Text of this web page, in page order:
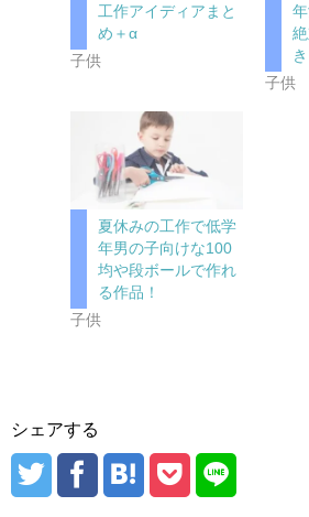
工作アイディアまと
め＋α
子供
子供
夏休みの工作で低学
年男の子向けな100
均や段ボールで作れ
る作品！
子供
シェアする